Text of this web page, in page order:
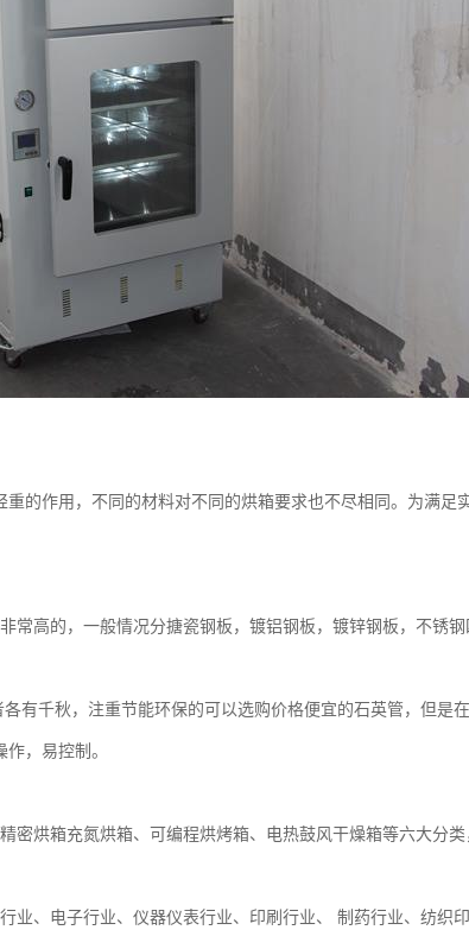
的作用，不同的材料对不同的烘箱要求也不尽相同。为满足
常高的，一般情况分搪瓷钢板，镀铝钢板，镀锌钢板，不锈
有千秋，注重节能环保的可以选购价格便宜的石英管，但是
，易控制。
密烘箱充氮烘箱、可编程烘烤箱、电热鼓风干燥箱等六大分类
、电子行业、仪器仪表行业、印刷行业、 制药行业、纺织印